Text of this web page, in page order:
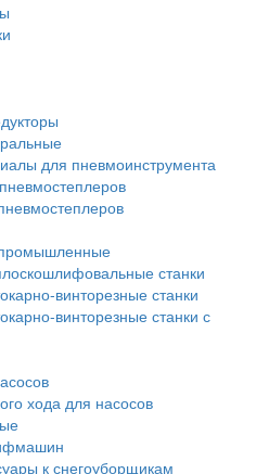
для пневмоинструмента
станки
винторезные станки
винторезные станки с
хода для насосов
к снегоуборщикам